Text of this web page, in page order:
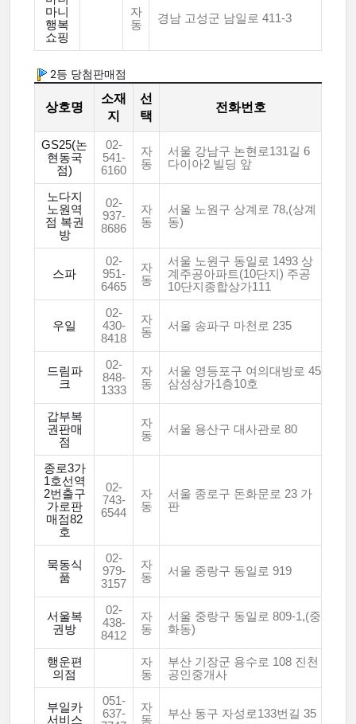
마니
행복
쇼핑
자
동
경남 고성군 남일로 411-3
2등 당첨판매점
상호명
소재
지
선
택
전화번호
GS25(논
현동국
점)
02-
541-
6160
자
동
서울 강남구 논현로131길 6
다이아2 빌딩 앞
노다지
노원역
점 복권
방
02-
937-
8686
자
동
서울 노원구 상계로 78,(상계
동)
스파
02-
951-
6465
자
동
서울 노원구 동일로 1493 상
계주공아파트(10단지) 주공
10단지종합상가111
우일
02-
430-
8418
자
동
서울 송파구 마천로 235
드림파
크
02-
848-
1333
자
동
서울 영등포구 여의대방로 45
삼성상가1층10호
갑부복
권판매
점
자
동
서울 용산구 대사관로 80
종로3가
1호선역
2번출구
가로판
매점82
호
02-
743-
6544
자
동
서울 종로구 돈화문로 23 가
판
묵동식
품
02-
979-
3157
자
동
서울 중랑구 동일로 919
서울복
권방
02-
438-
8412
자
동
서울 중랑구 동일로 809-1,(중
화동)
행운편
의점
자
동
부산 기장군 용수로 108 진천
공인중개사
부일카
서비스
051-
637-
자
동
부산 동구 자성로133번길 35